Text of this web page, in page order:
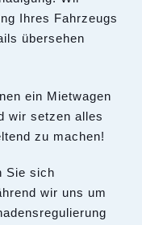
Ihres Fahrzeugs
übersehen
ein Mietwagen
wir setzen alles
zu machen!
Sie sich
wir uns um